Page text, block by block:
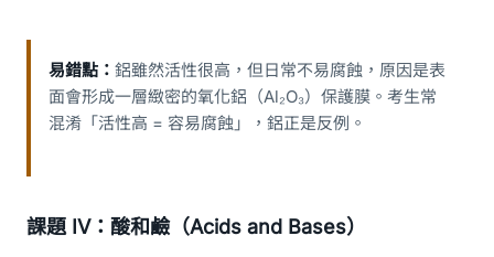
易錯點： 鋁雖然活性很高，但日常不易腐蝕，原因是表
面會形成一層緻密的氧化鋁（Al₂O₃）保護膜。考生常
混淆「活性高 = 容易腐蝕」，鋁正是反例。
課題 IV：酸和鹼（Acids and Bases）